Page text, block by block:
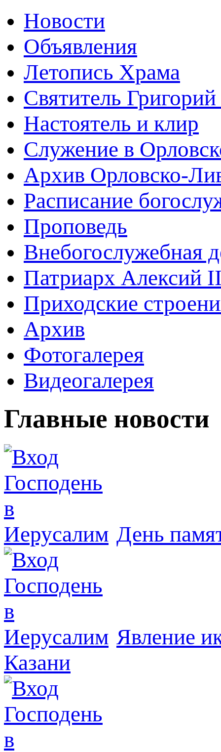
Новости
Объявления
Летопись Храма
Святитель
Настоятель и клир
Служение в
Архив Орловско-
Расписание
Проповедь
Внебогослужебная
Патриарх Алексий
Приходские
Архив
Фотогалерея
Видеогалерея
Главные новости
День
Явлeние
Казани